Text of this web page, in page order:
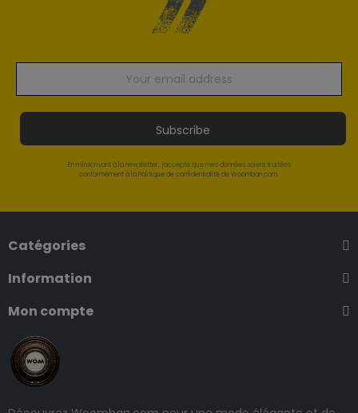
Subscribe
En m'inscrivant à la newsletter, j'accepte que mes données soient traitées
conformément à la Politique de confidentialité de Woomban.com.
Catégories
Information
Mon compte